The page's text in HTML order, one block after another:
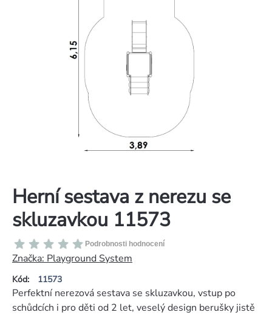
Herní sestava z nerezu se
skluzavkou 11573
Kód: 11573
Průměrné
hodnocení
produktu
je
0,0
Podrobnosti hodnocení
Značka: Playground System
Perfektní nerezová sestava se skluzavkou, vstup po
schůdcích i pro děti od 2 let, veselý design berušky jistě